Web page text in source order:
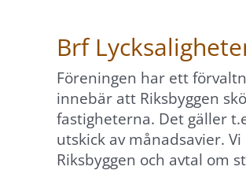
Brf
Föreningen har ett
innebär att Riksbyggen
fastigheterna. Det gäller
utskick av månadsavier.
Riksbyggen och avtal om